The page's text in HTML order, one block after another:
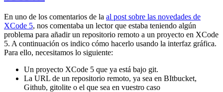
En uno de los comentarios de la al post sobre las novedades de
XCode 5, nos comentaba un lector que estaba teniendo algún
problema para añadir un repositorio remoto a un proyecto en XCode
5. A continuación os indico cómo hacerlo usando la interfaz gráfica.
Para ello, necesitamos lo siguiente:
Un proyecto XCode 5 que ya está bajo git.
La URL de un repositorio remoto, ya sea en BItbucket,
Github, gitolite o el que sea en vuestro caso